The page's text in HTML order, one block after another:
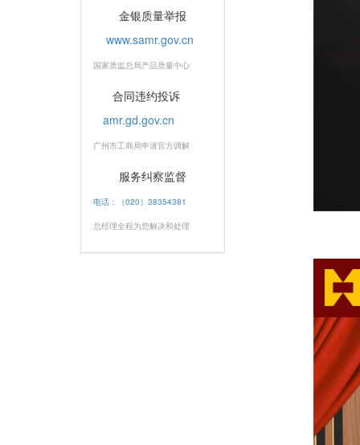
金银质量举报
www.samr.gov.cn
国家质监总局产品质量中心
合同违约投诉
amr.gd.gov.cn
广州市工商局申请官方调解
服务纠察监督
电话：（020）38354381
总经理全程为您解决和处理